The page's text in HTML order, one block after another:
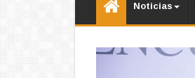
Noticias